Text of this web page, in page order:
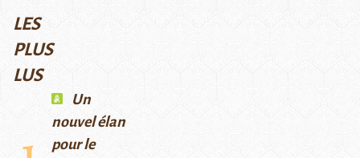
LES
PLUS
LUS
Un
nouvel élan
pour le